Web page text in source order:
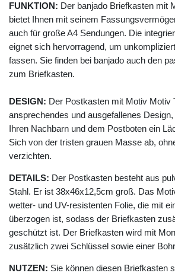
FUNKTION: Der banjado Briefkasten mit
bietet Ihnen mit seinem
auch für große A4 Sendungen. Die
eignet sich hervorragend, um
fassen. Sie finden bei banjado auch den
zum Briefkasten.
DESIGN: Der Postkasten mit Motiv Motiv
ansprechendes und ausgefallenes
Ihren Nachbarn und dem Postboten ein
Sich von der tristen grauen Masse ab,
verzichten.
DETAILS: Der Postkasten besteht aus
Stahl. Er ist 38x46x12,5cm groß. Das
wetter- und UV-resistenten Folie, die mit
überzogen ist, sodass der Briefkasten
geschützt ist. Der Briefkasten wird mit
zusätzlich zwei Schlüssel sowie einer
NUTZEN: Sie können diesen Briefkasten